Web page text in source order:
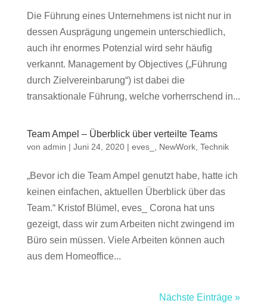
Die Führung eines Unternehmens ist nicht nur in
dessen Ausprägung ungemein unterschiedlich,
auch ihr enormes Potenzial wird sehr häufig
verkannt. Management by Objectives („Führung
durch Zielvereinbarung“) ist dabei die
transaktionale Führung, welche vorherrschend in...
Team Ampel – Überblick über verteilte Teams
von admin | Juni 24, 2020| eves_ NewWork, Technik
„Bevor ich die Team Ampel genutzt habe, hatte ich
keinen einfachen, aktuellen Überblick über das
Team.“ Kristof Blümel, eves_ Corona hat uns
gezeigt, dass wir zum Arbeiten nicht zwingend im
Büro sein müssen. Viele Arbeiten können auch
aus dem Homeoffice...
Nächste Einträge »